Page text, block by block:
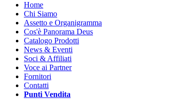
Home
Chi Siamo
Assetto e Organigramma
Cos'è Panorama Deus
Catalogo Prodotti
News & Eventi
Soci & Affiliati
Voce ai Partner
Fornitori
Contatti
Punti Vendita